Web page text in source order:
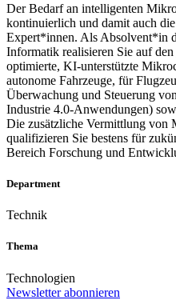
Der Bedarf an intelligenten
kontinuierlich und damit auch
Expert*innen. Als Absolvent*in
Informatik realisieren Sie auf
optimierte, KI-unterstützte
autonome Fahrzeuge, für
Überwachung und Steuerung
Industrie 4.0-Anwendungen)
Die zusätzliche Vermittlung von
qualifizieren Sie bestens für
Bereich Forschung und
Department
Technik
Thema
Technologien
Newsletter abonnieren